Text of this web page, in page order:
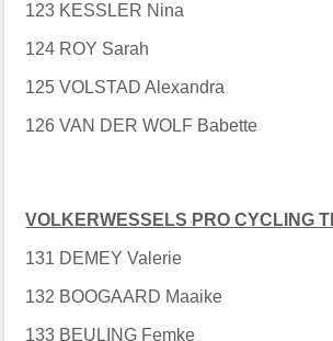
123 KESSLER Nina
124 ROY Sarah
125 VOLSTAD Alexandra
126 VAN DER WOLF Babette
VOLKERWESSELS PRO CYCLING
131 DEMEY Valerie
132 BOOGAARD Maaike
133 BEULING Femke